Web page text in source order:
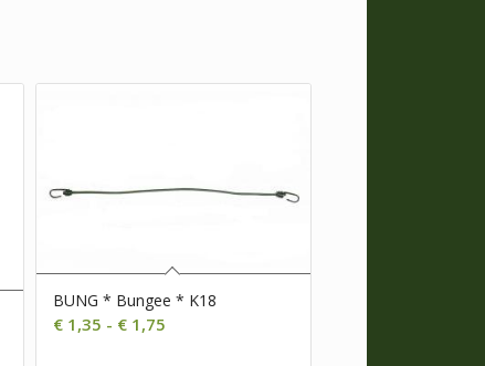
BUNG * Bungee * K18
€ 1,35 - € 1,75